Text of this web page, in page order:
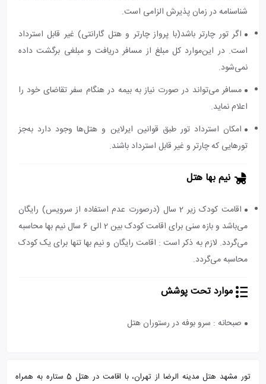
شناسنامه در زمان پذیرش الزامی است.
اگر تور چارتر باشد(با پرواز چارتر و هتل گارانتی) غیر قابل استرداد
است. در این‌موارد کل مبلغ از مسافر دریافت و مبلغی برگشت داده
نمی‌شود.
مسافر می‌تواند در صورت نیاز به بیمه در هنگام سفر تقاضای خود را
اعلام نماید.
امکان استرداد تور طبق قوانین ایرلاین و هتل‌ها وجود دارد به‌جز
تورهایی که چارتر و غیر قابل استرداد باشند.
نیم بها هتل
اقامت کودک زیر 2 سال (درصورت عدم استفاده از سرویس) رایگان
می‌باشد و بازه سنی برای اقامت کودک بین 2 الی 6 سال نیم بها محاسبه
می‌گردد. لازم به ذکر است : اقامت رایگان و نیم بها تنها برای یک کودک
محاسبه می‌گردد.
موارد تحت پوشش
صبحانه : سرو بوفه در رستوران هتل
تور مشهد هتل مدینه الرضا از تهران، با اقامت در هتل 5 ستاره به همراه